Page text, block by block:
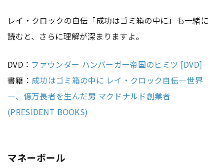
レイ・クロックの自伝「成功はゴミ箱の中に」も一緒に
読むと、さらに理解が深まりますよ。
DVD： ファウンダー ハンバーガー帝国のヒミツ [DVD]
書籍： 成功はゴミ箱の中に レイ・クロック自伝―世界
一、億万長者を生んだ男 マクドナルド創業者
(PRESIDENT BOOKS)
マネーボール